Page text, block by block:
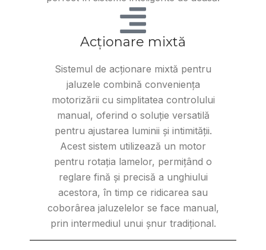
Acționare mixtă
Sistemul de acționare mixtă pentru
jaluzele combină conveniența
motorizării cu simplitatea controlului
manual, oferind o soluție versatilă
pentru ajustarea luminii și intimității.
Acest sistem utilizează un motor
pentru rotația lamelor, permițând o
reglare fină și precisă a unghiului
acestora, în timp ce ridicarea sau
coborârea jaluzelelor se face manual,
prin intermediul unui șnur tradițional.